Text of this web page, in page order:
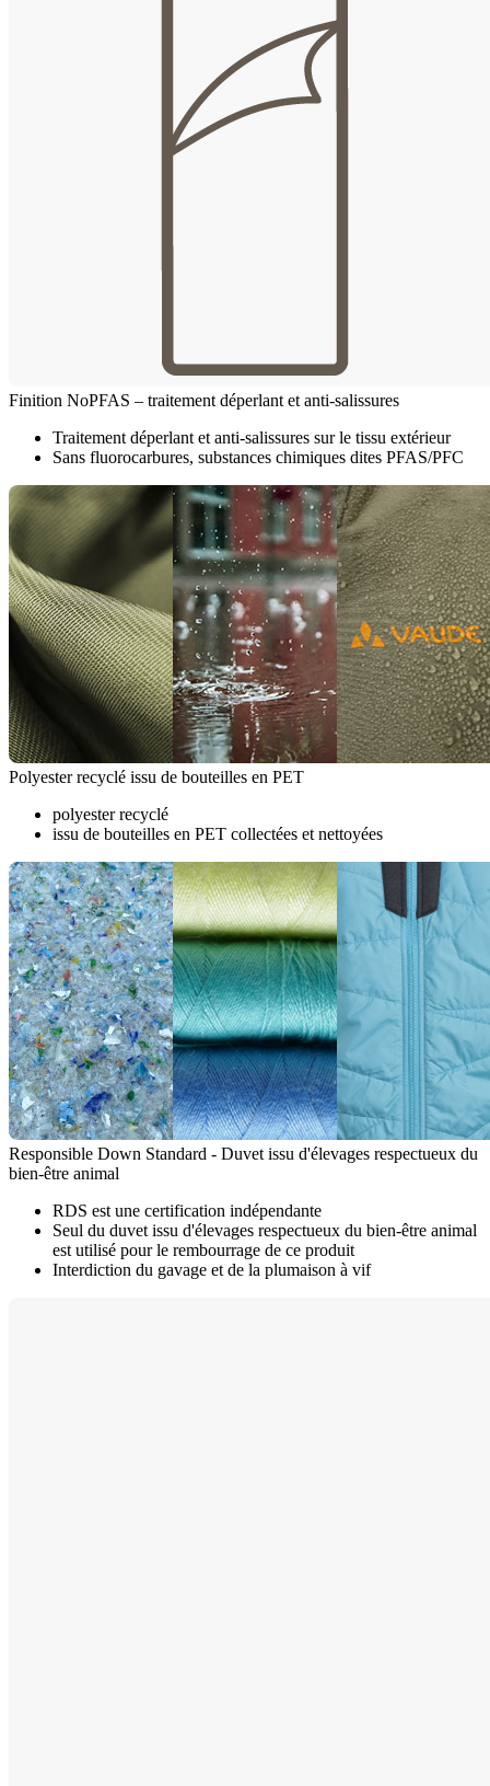
Finition NoPFAS – traitement déperlant et anti-salissures
Traitement déperlant et anti-salissures sur le tissu extérieur
Sans fluorocarbures, substances chimiques dites PFAS/PFC
Polyester recyclé issu de bouteilles en PET
polyester recyclé
issu de bouteilles en PET collectées et nettoyées
Responsible Down Standard - Duvet issu d'élevages respectueux du
bien-être animal
RDS est une certification indépendante
Seul du duvet issu d'élevages respectueux du bien-être animal
est utilisé pour le rembourrage de ce produit
Interdiction du gavage et de la plumaison à vif